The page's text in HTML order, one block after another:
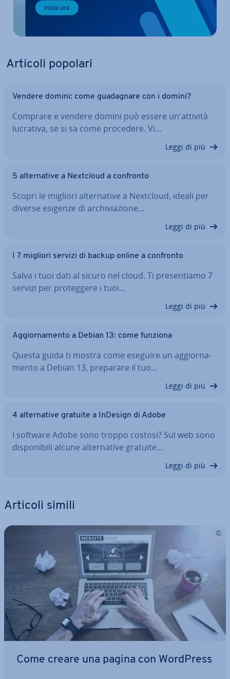
Articoli popolari
Vendere domini: come gua­da­gna­re con i domini?
Comprare e vendere domini può essere un'at­ti­vi­tà
lucrativa, se si sa come procedere. Vi…
Leggi di più
5 al­ter­na­ti­ve a Nextcloud a confronto
Scopri le migliori al­ter­na­ti­ve a Nextcloud, ideali per
diverse esigenze di ar­chi­via­zio­ne…
Leggi di più
I 7 migliori servizi di backup online a confronto
Salva i tuoi dati al sicuro nel cloud. Ti pre­sen­tia­mo 7
servizi per pro­teg­ge­re i tuoi…
Leggi di più
Ag­gior­na­men­to a Debian 13: come funziona
Questa guida ti mostra come eseguire un ag­gior­na­
men­to a Debian 13, preparare il tuo…
Leggi di più
4 al­ter­na­ti­ve gratuite a InDesign di Adobe
I software Adobe sono troppo costosi? Sul web sono
di­spo­ni­bi­li alcune al­ter­na­ti­ve gratuite…
Leggi di più
Articoli simili
Come creare una pagina con WordPress